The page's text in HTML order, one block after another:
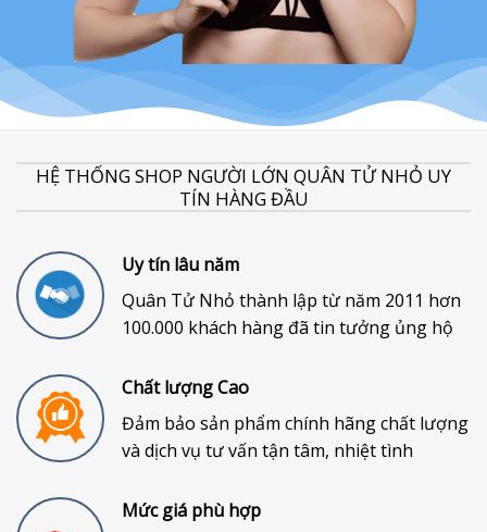
HỆ THỐNG SHOP NGƯỜI LỚN QUÂN TỬ NHỎ UY
TÍN HÀNG ĐẦU
Uy tín lâu năm
Quân Tử Nhỏ thành lập từ năm 2011 hơn
100.000 khách hàng đã tin tưởng ủng hộ
Chất lượng Cao
Đảm bảo sản phẩm chính hãng chất lượng
và dịch vụ tư vấn tận tâm, nhiệt tình
Mức giá phù hợp